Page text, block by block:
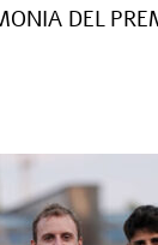
DEL